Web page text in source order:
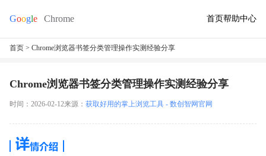
首页帮助中心
首页 > Chrome浏览器书签分类管理操作实测经验分享
Chrome浏览器书签分类管理操作实测经验分享
时间：2026-02-12来源： 获取好用的掌上浏览工具 - 数创智网官网